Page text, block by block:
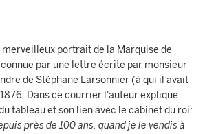
merveilleux portrait de la Marquise de
connue par une lettre écrite par monsieur
de Stéphane Larsonnier (à qui il avait
Dans ce courrier l'auteur explique
tableau et son lien avec le cabinet du roi:
près de 100 ans, quand je le vendis à